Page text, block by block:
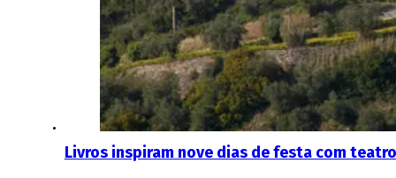
Livros inspiram nove dias de festa com